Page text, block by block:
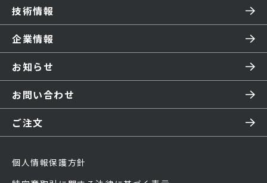
技術情報
企業情報
お知らせ
お問い合わせ
ご注文
個人情報保護方針